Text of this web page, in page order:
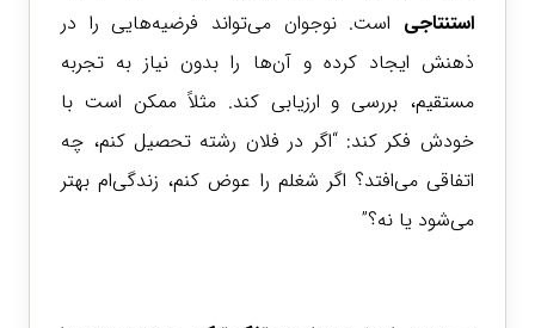
استنتاجی است. نوجوان می‌تواند فرضیه‌هایی را در
ذهنش ایجاد کرده و آن‌ها را بدون نیاز به تجربه
مستقیم، بررسی و ارزیابی کند. مثلاً ممکن است با
خودش فکر کند: “اگر در فلان رشته تحصیل کنم، چه
اتفاقی می‌افتد؟ اگر شغلم را عوض کنم، زندگی‌ام بهتر
می‌شود یا نه؟”